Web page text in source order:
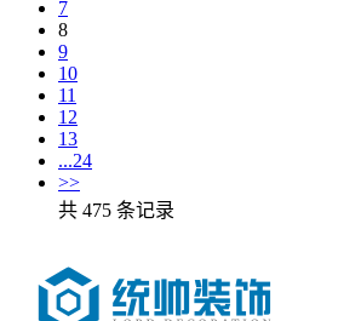
7
8
9
10
11
12
13
...24
>>
共 475 条记录